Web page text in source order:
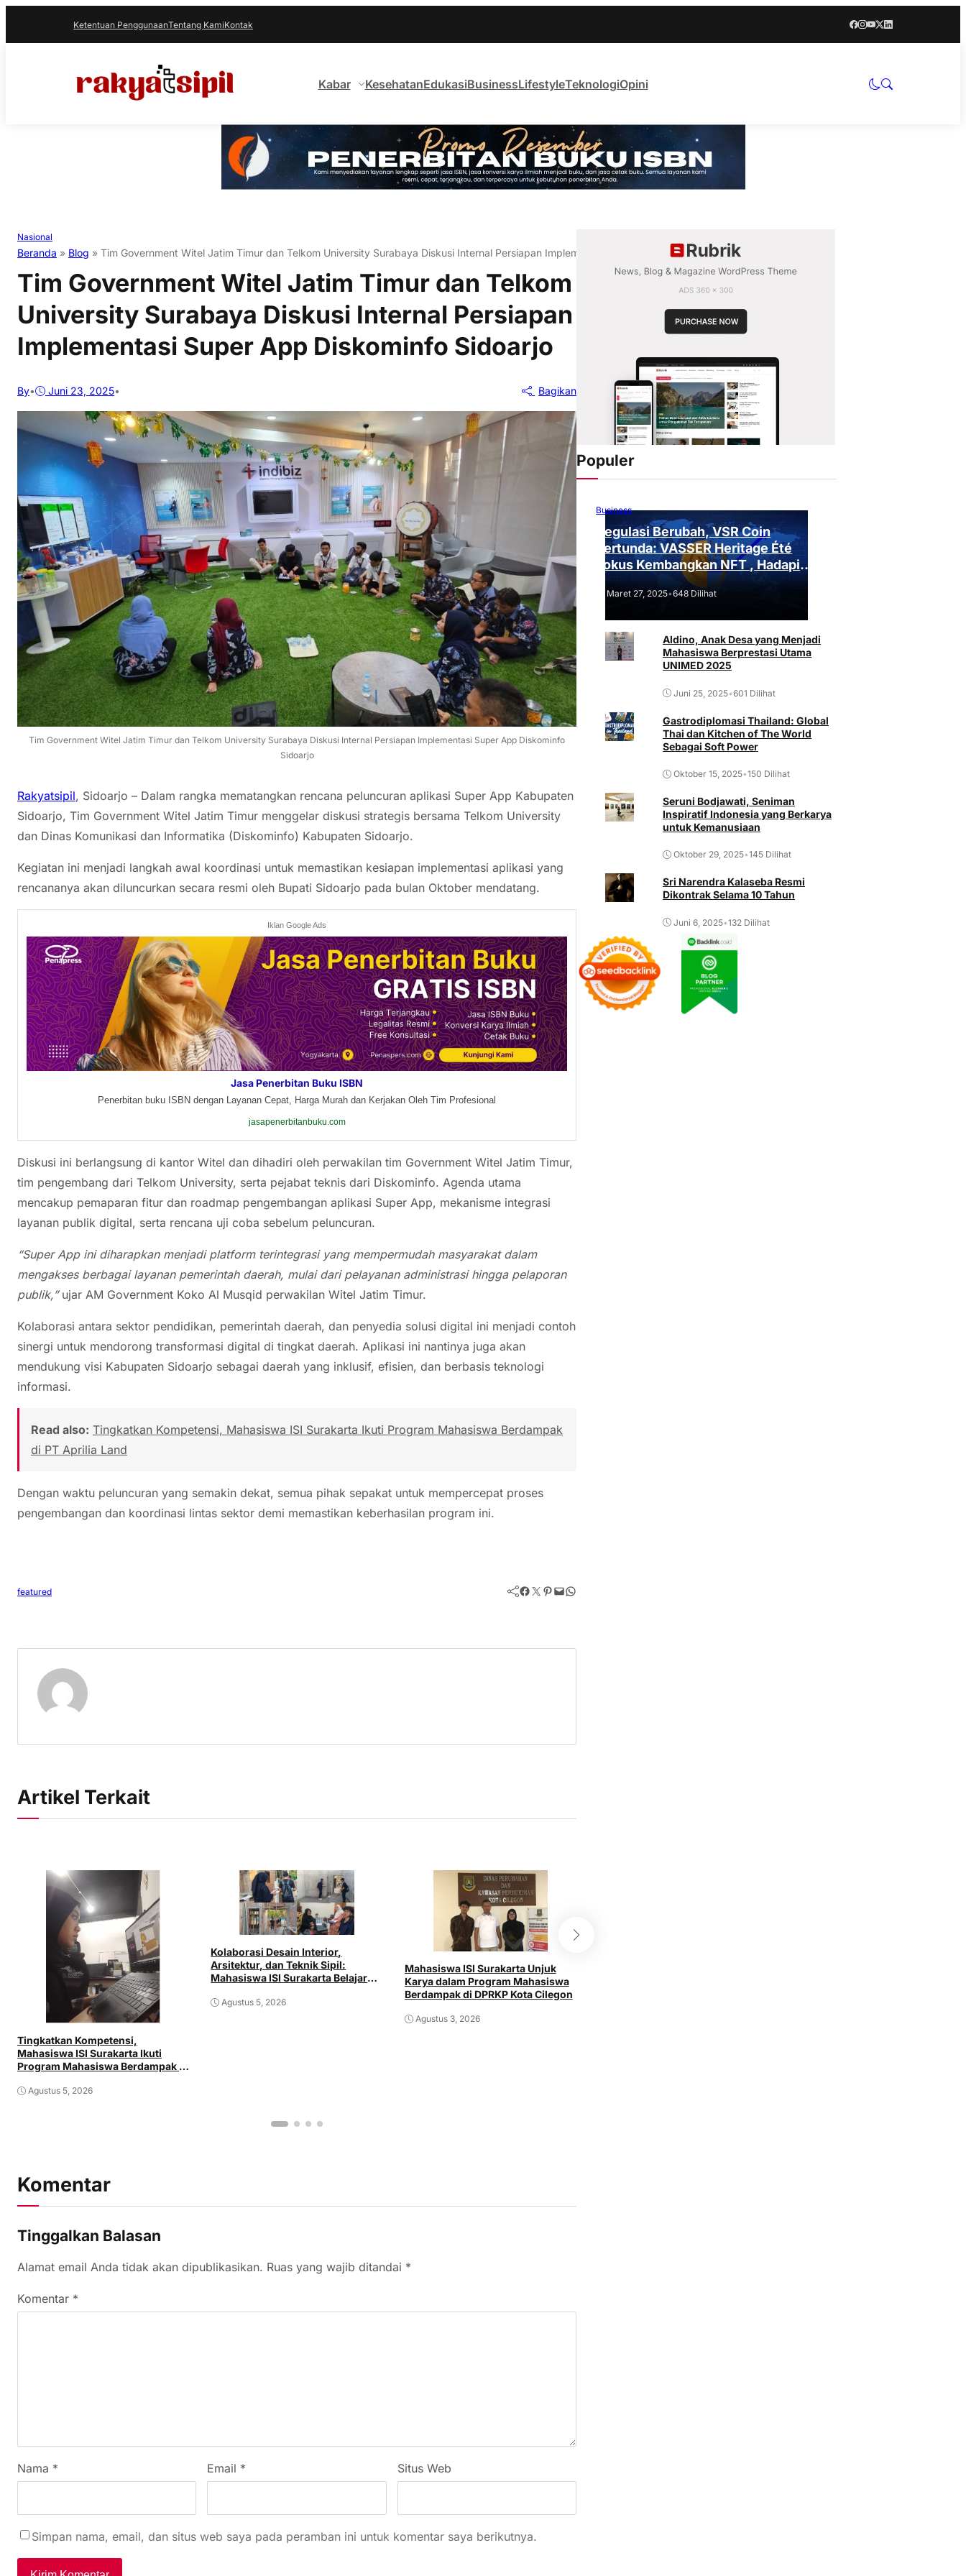
Ketentuan PenggunaanTentang KamiKontak
Kabar KesehatanEdukasiBusinessLifestyleTeknologiOpini
Nasional
Beranda » Blog » Tim Government Witel Jatim Timur dan Telkom University Surabaya Diskusi Internal Persiapan Implementasi Super App Diskominfo Sidoarjo
Tim Government Witel Jatim Timur dan Telkom
University Surabaya Diskusi Internal Persiapan
Implementasi Super App Diskominfo Sidoarjo
By• Juni 23, 2025• Bagikan
Tim Government Witel Jatim Timur dan Telkom University Surabaya Diskusi Internal Persiapan Implementasi Super App Diskominfo
Sidoarjo
Rakyatsipil, Sidoarjo – Dalam rangka mematangkan rencana peluncuran aplikasi Super App Kabupaten
Sidoarjo, Tim Government Witel Jatim Timur menggelar diskusi strategis bersama Telkom University
dan Dinas Komunikasi dan Informatika (Diskominfo) Kabupaten Sidoarjo.
Kegiatan ini menjadi langkah awal koordinasi untuk memastikan kesiapan implementasi aplikasi yang
rencananya akan diluncurkan secara resmi oleh Bupati Sidoarjo pada bulan Oktober mendatang.
Iklan Google Ads
Jasa Penerbitan Buku ISBN
Penerbitan buku ISBN dengan Layanan Cepat, Harga Murah dan Kerjakan Oleh Tim Profesional
jasapenerbitanbuku.com
Diskusi ini berlangsung di kantor Witel dan dihadiri oleh perwakilan tim Government Witel Jatim Timur,
tim pengembang dari Telkom University, serta pejabat teknis dari Diskominfo. Agenda utama
mencakup pemaparan fitur dan roadmap pengembangan aplikasi Super App, mekanisme integrasi
layanan publik digital, serta rencana uji coba sebelum peluncuran.
“Super App ini diharapkan menjadi platform terintegrasi yang mempermudah masyarakat dalam
mengakses berbagai layanan pemerintah daerah, mulai dari pelayanan administrasi hingga pelaporan
publik,”ujar AM Government Koko Al Musqid perwakilan Witel Jatim Timur.
Kolaborasi antara sektor pendidikan, pemerintah daerah, dan penyedia solusi digital ini menjadi contoh
sinergi untuk mendorong transformasi digital di tingkat daerah. Aplikasi ini nantinya juga akan
mendukung visi Kabupaten Sidoarjo sebagai daerah yang inklusif, efisien, dan berbasis teknologi
informasi.
Read also: Tingkatkan Kompetensi, Mahasiswa ISI Surakarta Ikuti Program Mahasiswa Berdampak
di PT Aprilia Land
Dengan waktu peluncuran yang semakin dekat, semua pihak sepakat untuk mempercepat proses
pengembangan dan koordinasi lintas sektor demi memastikan keberhasilan program ini.
featured Facebook Twitter Pinterest Mail WhatsApp
Artikel Terkait
Tingkatkan Kompetensi,
Mahasiswa ISI Surakarta Ikuti
Program Mahasiswa Berdampak di
Agustus 5, 2026
Kolaborasi Desain Interior,
Arsitektur, dan Teknik Sipil:
Mahasiswa ISI Surakarta Belajar
Agustus 5, 2026
Mahasiswa ISI Surakarta Unjuk
Karya dalam Program Mahasiswa
Berdampak di DPRKP Kota Cilegon
Agustus 3, 2026
Komentar
Tinggalkan Balasan
Alamat email Anda tidak akan dipublikasikan. Ruas yang wajib ditandai *
Komentar *
Nama * Email * Situs Web
Simpan nama, email, dan situs web saya pada peramban ini untuk komentar saya berikutnya.
Populer
Business
Regulasi Berubah, VSR Coin
Tertunda: VASSER Heritage Été
Fokus Kembangkan NFT , Hadapi
Tantangan Regulasi!
Maret 27, 2025•648 Dilihat
Aldino, Anak Desa yang Menjadi
Mahasiswa Berprestasi Utama
UNIMED 2025
Juni 25, 2025•601 Dilihat
Gastrodiplomasi Thailand: Global
Thai dan Kitchen of The World
Sebagai Soft Power
Oktober 15, 2025•150 Dilihat
Seruni Bodjawati, Seniman
Inspiratif Indonesia yang Berkarya
untuk Kemanusiaan
Oktober 29, 2025•145 Dilihat
Sri Narendra Kalaseba Resmi
Dikontrak Selama 10 Tahun
Juni 6, 2025•132 Dilihat